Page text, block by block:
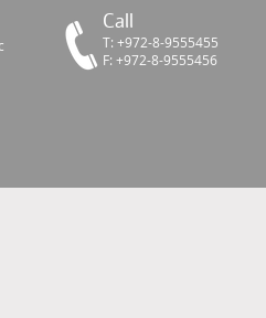
Call
Т: +972-8-9555455
F: +972-8-9555456